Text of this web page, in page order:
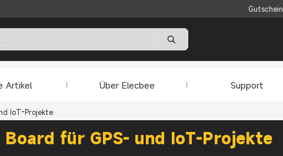
Gutschein
Artikel Über Elecbee Support
IoT-Projekte
Board für GPS- und IoT-Projekte